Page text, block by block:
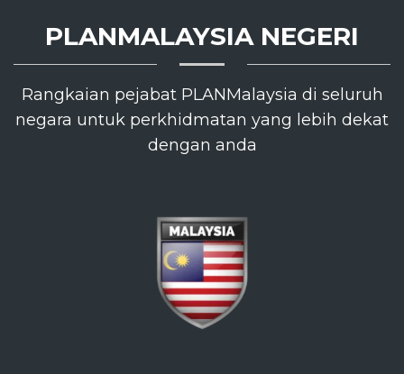
PLANMALAYSIA NEGERI
Rangkaian pejabat PLANMalaysia di seluruh
negara untuk perkhidmatan yang lebih dekat
dengan anda